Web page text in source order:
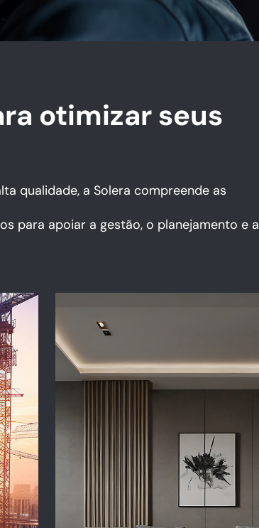
otimizar seus
qualidade, a Solera compreende as
para apoiar a gestão, o planejamento e a